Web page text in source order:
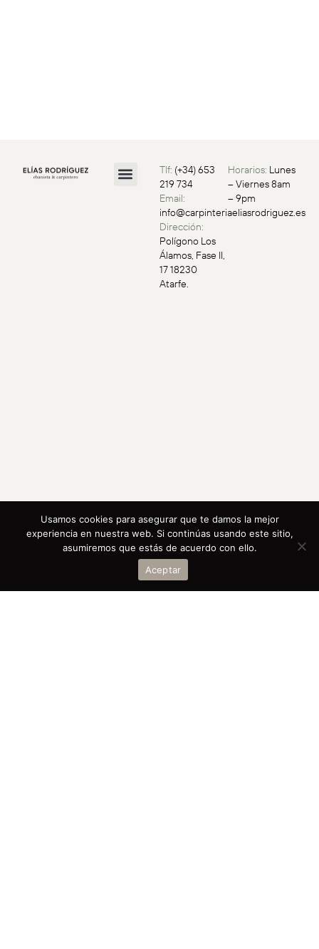
Horarios: Lunes
– Viernes 8am
– 9pm
Tlf: (+34) 653
219 734
Email:
info@carpinteriaeliasrodriguez.es
Dirección:
Polígono Los
Álamos, Fase II,
17 18230
Atarfe.
Usamos cookies para asegurar que te damos la mejor
experiencia en nuestra web. Si continúas usando este sitio,
asumiremos que estás de acuerdo con ello.
Aceptar